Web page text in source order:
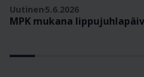
Uutinen 5.6.2026
MPK mukana